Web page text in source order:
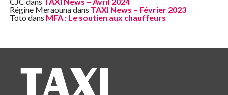
Régine Meraounadans TAXI News – Février 2023
Toto dans MFA : Le soutien aux chauffeurs